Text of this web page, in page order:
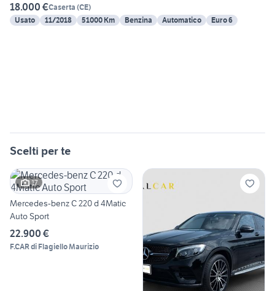
18.000 €Caserta (CE)
Usato
11/2018 51000 Km Benzina Automatico Euro 6
Scelti per te
17
Mercedes-benz C 220 d 4Matic
Auto Sport
22.900 €
F.CAR di Flagiello Maurizio